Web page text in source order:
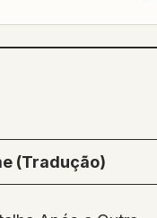
(Tradução)